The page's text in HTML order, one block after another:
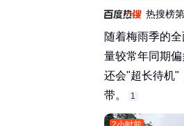
热搜榜
随着梅雨季的
量较常年同期
还会"超长待机"
带。‌‌
1